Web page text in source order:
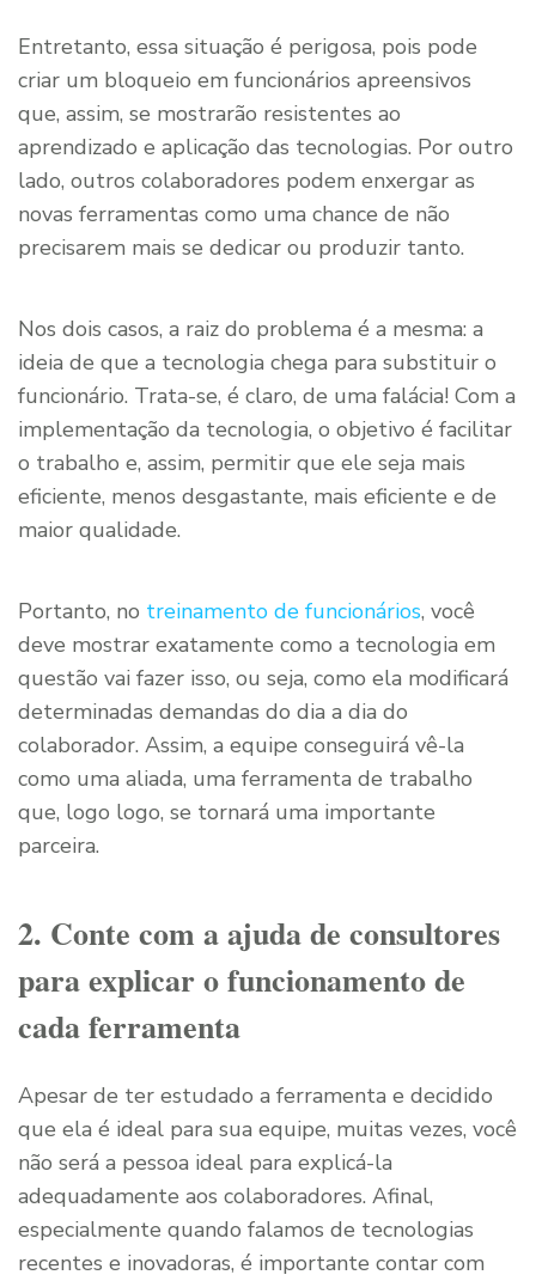
Entretanto, essa situação é perigosa, pois pode
criar um bloqueio em funcionários apreensivos
que, assim, se mostrarão resistentes ao
aprendizado e aplicação das tecnologias. Por outro
lado, outros colaboradores podem enxergar as
novas ferramentas como uma chance de não
precisarem mais se dedicar ou produzir tanto.
Nos dois casos, a raiz do problema é a mesma: a
ideia de que a tecnologia chega para substituir o
funcionário. Trata-se, é claro, de uma falácia! Com a
implementação da tecnologia, o objetivo é facilitar
o trabalho e, assim, permitir que ele seja mais
eficiente, menos desgastante, mais eficiente e de
maior qualidade.
Portanto, no treinamento de funcionários, você
deve mostrar exatamente como a tecnologia em
questão vai fazer isso, ou seja, como ela modificará
determinadas demandas do dia a dia do
colaborador. Assim, a equipe conseguirá vê-la
como uma aliada, uma ferramenta de trabalho
que, logo logo, se tornará uma importante
parceira.
2. Conte com a ajuda de consultores
para explicar o funcionamento de
cada ferramenta
Apesar de ter estudado a ferramenta e decidido
que ela é ideal para sua equipe, muitas vezes, você
não será a pessoa ideal para explicá-la
adequadamente aos colaboradores. Afinal,
especialmente quando falamos de tecnologias
recentes e inovadoras, é importante contar com